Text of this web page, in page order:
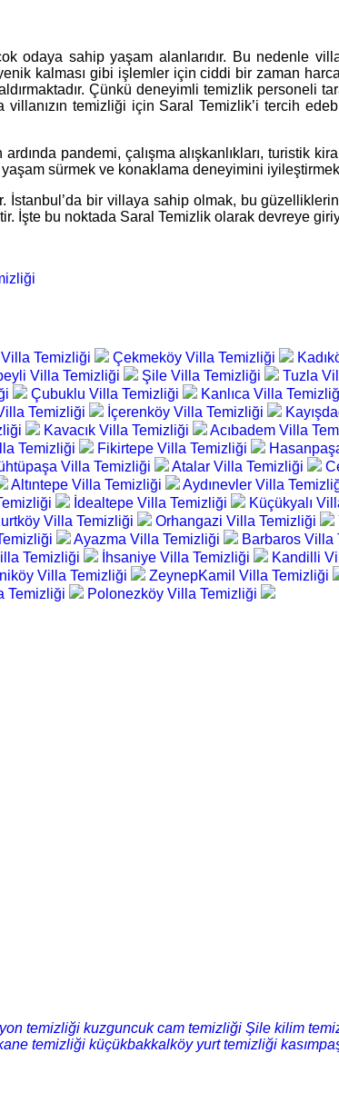
odaya sahip yaşam alanlarıdır. Bu nedenle
kalması gibi işlemler için ciddi bir zaman
Çünkü deneyimli temizlik personeli
temizliği için Saral Temizlik’i tercih
pandemi, çalışma alışkanlıkları, turistik
sürmek ve konaklama deneyimini
bir villaya sahip olmak, bu güzelliklerin
İşte bu noktada Saral Temizlik olarak devreye
Temizliği Çekmeköy Villa Temizliği
Villa Temizliği Şile Villa Temizliği Tuzla
Çubuklu Villa Temizliği Kanlıca Villa
Temizliği İçerenköy Villa Temizliği
Kavacık Villa Temizliği Acıbadem Villa
Temizliği Fikirtepe Villa Temizliği
Villa Temizliği Atalar Villa Temizliği
Altıntepe Villa Temizliği Aydınevler Villa
İdealtepe Villa Temizliği Küçükyalı
Villa Temizliği Orhangazi Villa Temizliği
Ayazma Villa Temizliği Barbaros Villa
Temizliği İhsaniye Villa Temizliği Kandilli
Villa Temizliği ZeynepKamil Villa Temizliği
Temizliği Polonezköy Villa Temizliği
temizliği kuzguncuk cam temizliği Şile kilim
temizliği küçükbakkalköy yurt temizliği